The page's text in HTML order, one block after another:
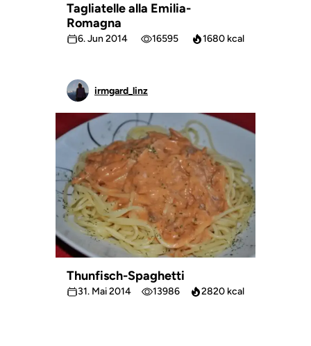
Tagliatelle alla Emilia-
Romagna
6. Jun 2014 16595 1680 kcal
irmgard_linz
Thunfisch-Spaghetti
31. Mai 2014 13986 2820 kcal